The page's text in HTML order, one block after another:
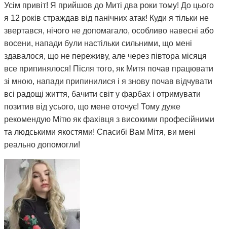
Усім привіт! Я прийшов до Миті два роки тому! До цього
я 12 років страждав від панічних атак! Куди я тільки не
звертався, нічого не допомагало, особливо навесні або
восени, напади були настільки сильними, що мені
здавалося, що не переживу, але через півтора місяця
все припинялося! Після того, як Митя почав працювати
зі мною, напади припинилися і я знову почав відчувати
всі радощі життя, бачити світ у фарбах і отримувати
позитив від усього, що мене оточує! Тому дуже
рекомендую Мітю як фахівця з високими професійними
та людськими якостями! Спасибі Вам Мітя, ви мені
реально допомогли!